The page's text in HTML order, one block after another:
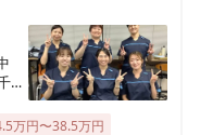
ーク◎施設看護 / 施
施設型ホスピスで正
葉
万円〜38.5万円